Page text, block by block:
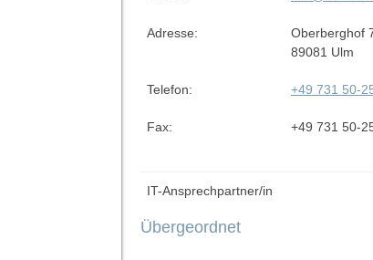
Adresse:
Oberberghof
89081 Ulm
Telefon: +49 731 50-
Fax: +49 731 50-
IT-Ansprechpartner/in
Übergeordnet